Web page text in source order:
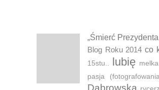
„Śmierć
Blog Roku 2014 co
15stu.. lubię melka
pasja
Dąbrowska